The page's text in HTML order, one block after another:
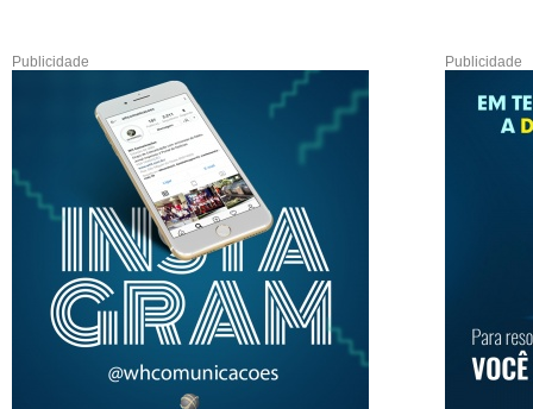
Publicidade Publicidade